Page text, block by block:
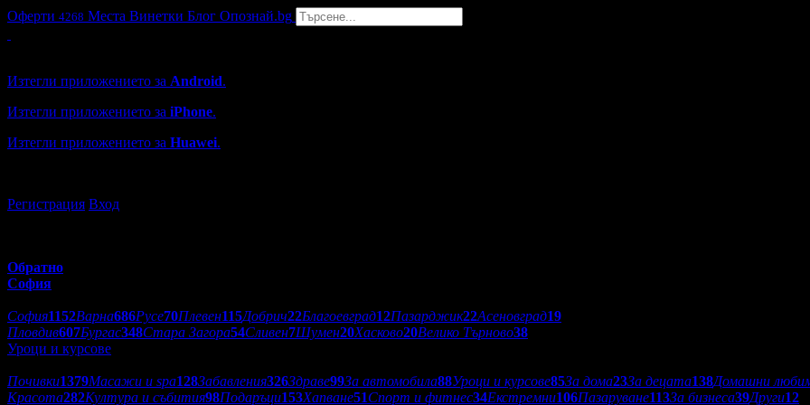
Оферти 4268 Места Винетки Блог Опознай.bg
Изтегли приложението за Android.
Изтегли приложението за iPhone.
Изтегли приложението за Huawei.
Регистрация Вход
Обратно
София
София1152Варна686Русе70Плевен115Добрич22Благоевград12Пазарджик22Асеновград19
Пловдив607Бургас348Стара Загора54Сливен7Шумен20Хасково20Велико Търново38
Уроци и курсове
Почивки1379Масажи и spa128Забавления326Здраве99За автомобила88Уроци и курсове85За дома23За децата138Домашни
Красота282Култура и събития98Подаръци153Хапване51Спорт и фитнес34Екстремни106Пазаруване113За бизнеса39Други12